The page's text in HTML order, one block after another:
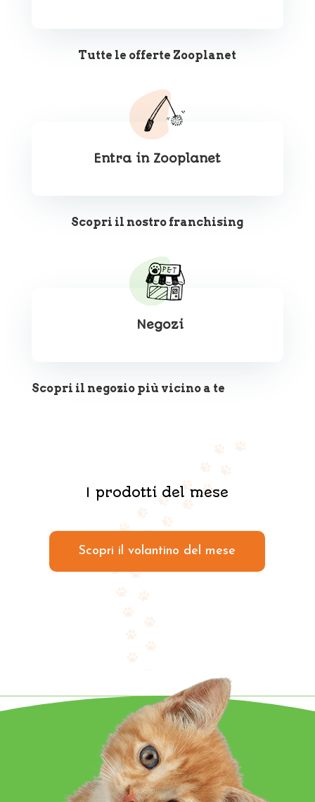
Tutte le offerte Zooplanet
Entra in Zooplanet
Scopri il nostro franchising
Negozi
Scopri il negozio più vicino a te
I prodotti del mese
Scopri il volantino del mese